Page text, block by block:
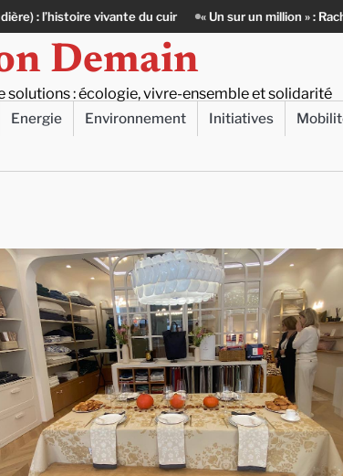
« Un sur un million » : Rachid Azizi, l’homme sous
Demain
solutions : écologie, vivre-ensemble et solidarité
Energie Environnement Initiatives